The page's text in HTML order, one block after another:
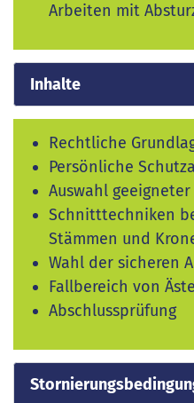
Arbeiten mit
Inhalte
Rechtliche
Persönliche
Auswahl
Schnitttechniken
Stämmen und
Wahl der sicheren
Fallbereich von
Abschlussprüfung